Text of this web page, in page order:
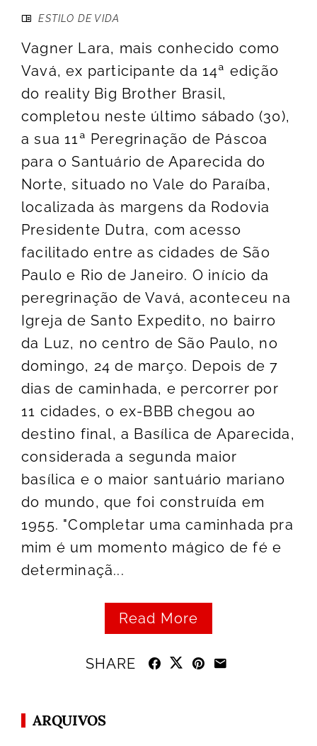
ESTILO DE VIDA
Vagner Lara, mais conhecido como
Vavá, ex participante da 14ª edição
do reality Big Brother Brasil,
completou neste último sábado (30),
a sua 11ª Peregrinação de Páscoa
para o Santuário de Aparecida do
Norte, situado no Vale do Paraíba,
localizada às margens da Rodovia
Presidente Dutra, com acesso
facilitado entre as cidades de São
Paulo e Rio de Janeiro. O início da
peregrinação de Vavá, aconteceu na
Igreja de Santo Expedito, no bairro
da Luz, no centro de São Paulo, no
domingo, 24 de março. Depois de 7
dias de caminhada, e percorrer por
11 cidades, o ex-BBB chegou ao
destino final, a Basílica de Aparecida,
considerada a segunda maior
basílica e o maior santuário mariano
do mundo, que foi construída em
1955. "Completar uma caminhada pra
mim é um momento mágico de fé e
determinaçã...
Read More
SHARE
ARQUIVOS